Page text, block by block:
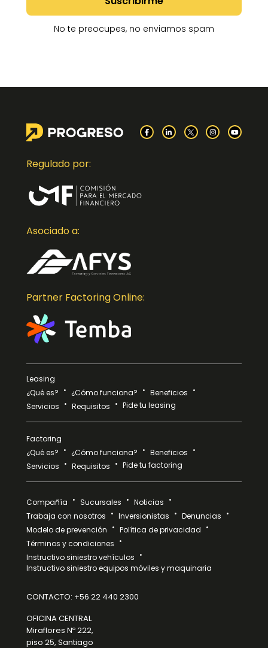
No te preocupes, no enviamos spam
Regulado por:
Asociado a:
Partner Factoring Online:
Leasing
¿Qué es?
¿Cómo funciona?
Beneficios
Servicios
Requisitos Pide tu leasing
Factoring
¿Qué es?
¿Cómo funciona?
Beneficios
Servicios
Requisitos Pide tu factoring
Compañía Sucursales
Noticias
Trabaja con nosotros
Inversionistas
Denuncias
Modelo de prevención
Política de privacidad
Términos y condiciones
Instructivo siniestro vehículos
Instructivo siniestro equipos móviles y maquinaria
CONTACTO: +56 22 440 2300
OFICINA CENTRAL
Miraflores Nº 222,
piso 25, Santiago